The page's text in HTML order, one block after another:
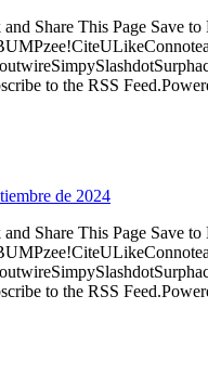
Share This Page Save
to the RSS
de 2024
Share This Page Save
to the RSS